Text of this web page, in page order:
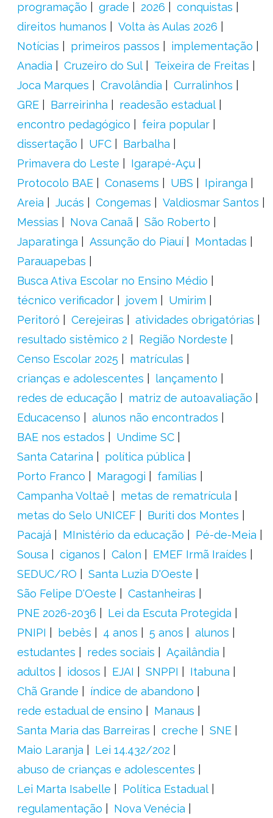
programação grade 2026
conquistas
direitos humanos
Volta às Aulas 2026
Notícias
primeiros passos
implementação
Anadia
Cruzeiro do Sul
Teixeira de Freitas
Joca Marques
Cravolândia
Curralinhos
GRE
Barreirinha
readesão estadual
encontro pedagógico
feira popular
dissertação
UFC
Barbalha
Primavera do Leste
Igarapé-Açu
Protocolo BAE
Conasems UBS
Ipiranga
Areia
Jucás Congemas
Valdiosmar Santos
Messias
Nova Canaã
São Roberto
Japaratinga
Assunção do Piauí
Montadas
Parauapebas
Busca Ativa Escolar no Ensino Médio
técnico verificador
jovem
Umirim
Peritoró
Cerejeiras
atividades obrigatórias
resultado sistêmico 2
Região Nordeste
Censo Escolar 2025
matrículas
crianças e adolescentes
lançamento
redes de educação
matriz de autoavaliação
Educacenso
alunos não encontrados
BAE nos estados
Undime SC
Santa Catarina
política pública
Porto Franco
Maragogi
famílias
Campanha Voltaê
metas de rematrícula
metas do Selo UNICEF
Buriti dos Montes
Pacajá
MInistério da educação
Pé-de-Meia
Sousa
ciganos Calon
EMEF Irmã Iraídes
SEDUC/RO
Santa Luzia D'Oeste
São Felipe D'Oeste
Castanheiras
PNE 2026-2036
Lei da Escuta Protegida
PNIPI
bebês 4 anos 5 anos
alunos
estudantes
redes sociais
Açailândia
adultos
idosos EJAI SNPPI
Itabuna
Chã Grande
índice de abandono
rede estadual de ensino
Manaus
Santa Maria das Barreiras
creche
SNE
Maio Laranja
Lei 14.432/202
abuso de crianças e adolescentes
Lei Marta Isabelle
Política Estadual
regulamentação
Nova Venécia